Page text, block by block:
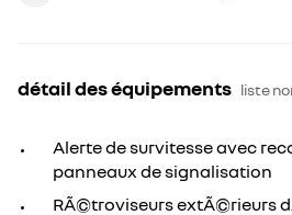
détail des équipements liste
Alerte de survitesse avec
panneaux de signalisation
RÃ©troviseurs extÃ©rieurs